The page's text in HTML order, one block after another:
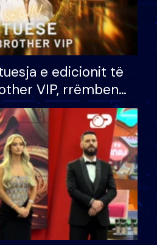
e edicionit të
VIP, rrëmben
prej 100 mijë eurosh